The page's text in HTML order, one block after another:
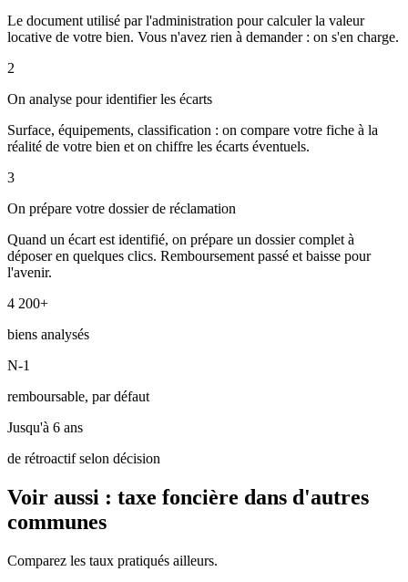
Le document utilisé par l'administration pour calculer la valeur
locative de votre bien. Vous n'avez rien à demander : on s'en charge.
2
On analyse pour identifier les écarts
Surface, équipements, classification : on compare votre fiche à la
réalité de votre bien et on chiffre les écarts éventuels.
3
On prépare votre dossier de réclamation
Quand un écart est identifié, on prépare un dossier complet à
déposer en quelques clics. Remboursement passé et baisse pour
l'avenir.
4 200+
biens analysés
N-1
remboursable, par défaut
Jusqu'à 6 ans
de rétroactif selon décision
Voir aussi : taxe foncière dans d'autres
communes
Comparez les taux pratiqués ailleurs.